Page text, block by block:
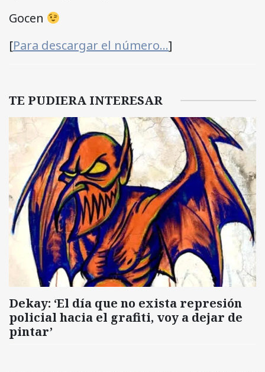
Gocen
[Para descargar el número…]
TE PUDIERA INTERESAR
Dekay: ‘El día que no exista represión
policial hacia el grafiti, voy a dejar de
pintar’